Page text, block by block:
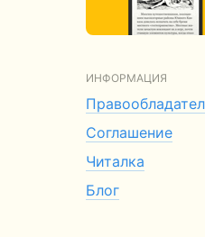
ИНФОРМАЦИЯ
Соглашение
Читалка
Блог